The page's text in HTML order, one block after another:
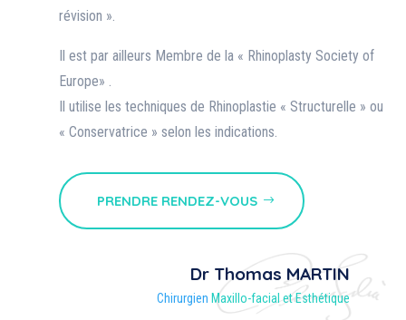
révision ».
Il est par ailleurs Membre de la « Rhinoplasty Society of
Europe» .
Il utilise les techniques de Rhinoplastie « Structurelle » ou
« Conservatrice » selon les indications.
PRENDRE RENDEZ-VOUS
Dr Thomas MARTIN
Chirurgien Maxillo-facial et Esthétique